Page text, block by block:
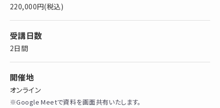
220,000円(税込)
受講日数
2日間
開催地
オンライン
※Google Meetで資料を画面共有いたします。